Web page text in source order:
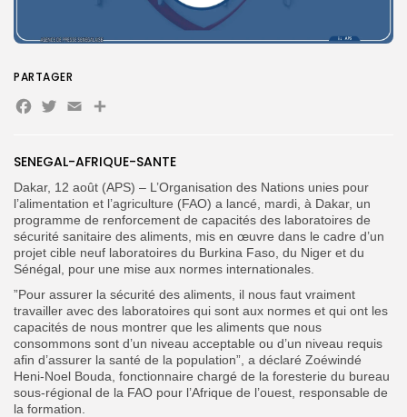
for:
FR
SENEGAL-AFRIQUE-SANTE
Dakar, 12 août (APS) – L’Organisation des Nations unies pour
l’alimentation et l’agriculture (FAO) a lancé, mardi, à Dakar, un
programme de renforcement de capacités des laboratoires de
sécurité sanitaire des aliments, mis en œuvre dans le cadre d’un
projet cible neuf laboratoires du Burkina Faso, du Niger et du
Sénégal, pour une mise aux normes internationales.
”Pour assurer la sécurité des aliments, il nous faut vraiment
travailler avec des laboratoires qui sont aux normes et qui ont les
capacités de nous montrer que les aliments que nous
consommons sont d’un niveau acceptable ou d’un niveau requis
afin d’assurer la santé de la population”, a déclaré Zoéwindé
Heni-Noel Bouda, fonctionnaire chargé de la foresterie du bureau
sous-régional de la FAO pour l’Afrique de l’ouest, responsable de
la formation.
PARTAGER
Facebook
Twitter
EmailPartager